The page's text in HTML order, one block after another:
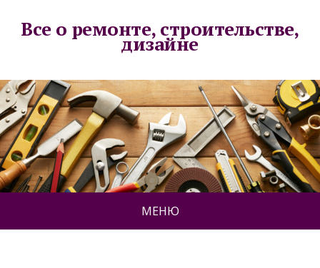
Все о ремонте, строительстве,
дизайне
МЕНЮ